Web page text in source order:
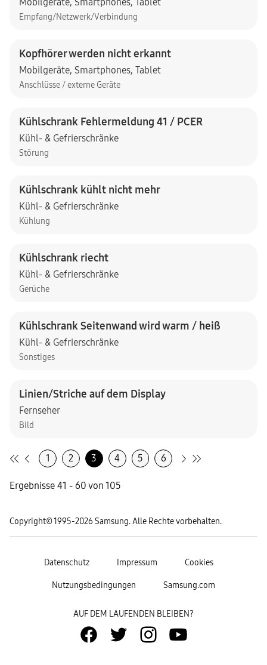
Empfang/Netzwerk/Verbindung
Kopfhörer werden nicht erkannt
Mobilgeräte, Smartphones, Tablet
Anschlüsse / externe Geräte
Kühlschrank Fehlermeldung 41 / PCER
Kühl- & Gefrierschränke
Störung
Kühlschrank kühlt nicht mehr
Kühl- & Gefrierschränke
Kühlung
Kühlschrank riecht
Kühl- & Gefrierschränke
Gerüche
Kühlschrank Seitenwand wird warm / heiß
Kühl- & Gefrierschränke
Sonstiges
Linien/Striche auf dem Display
Fernseher
Bild
1 2 3 4 5 6
Ergebnisse 41 - 60 von 105
Copyright© 1995-2026 Samsung. Alle Rechte vorbehalten.
Datenschutz Impressum Cookies
Nutzungsbedingungen Samsung.com
AUF DEM LAUFENDEN BLEIBEN?